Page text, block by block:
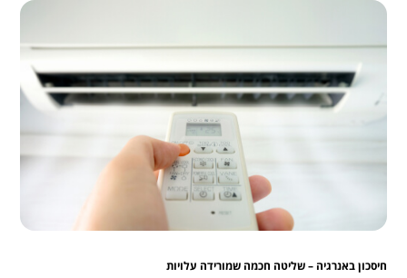
חיסכון באנרגיה – שליטה חכמה שמורידה עלויות